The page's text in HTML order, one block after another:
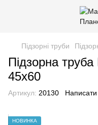
Підзорні труби
Підзорна
45х60
Артикул: 20130 Написати
НОВИНКА